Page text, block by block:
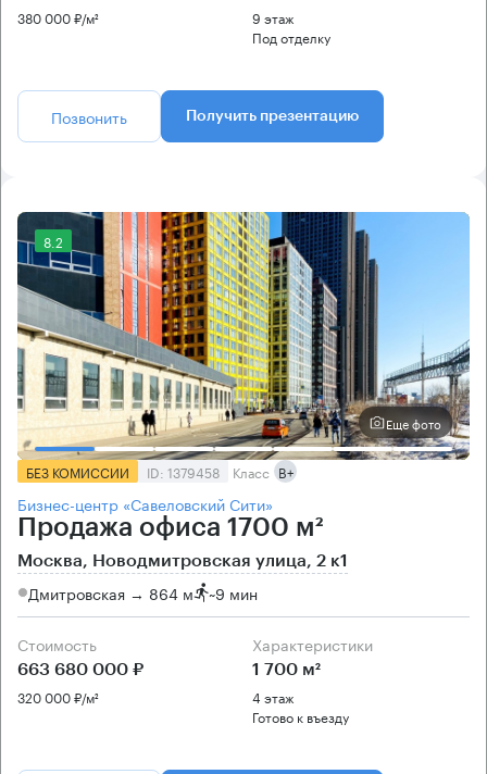
380 000 ₽/м²
9 этаж
Под отделку
Позвонить Получить презентацию
8.2
Еще фото
БЕЗ КОМИССИИ ID: 1379458 Класс B+
Бизнес-центр «Савеловский Сити»
Продажа офиса 1700 м²
Москва, Новодмитровская улица, 2 к1
Дмитровская → 864 м ~9 мин
Стоимость
663 680 000 ₽
320 000 ₽/м²
Характеристики
1 700 м²
4 этаж
Готово к въезду